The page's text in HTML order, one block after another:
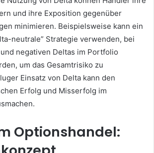
und ihre Exposition gegenüber
minimieren. Beispielsweise kann ein
neutrale” Strategie verwenden, bei
negativen Deltas im Portfolio
um das Gesamtrisiko zu
Einsatz von Delta kann den
Erfolg und Misserfolg im
Optionshandel: